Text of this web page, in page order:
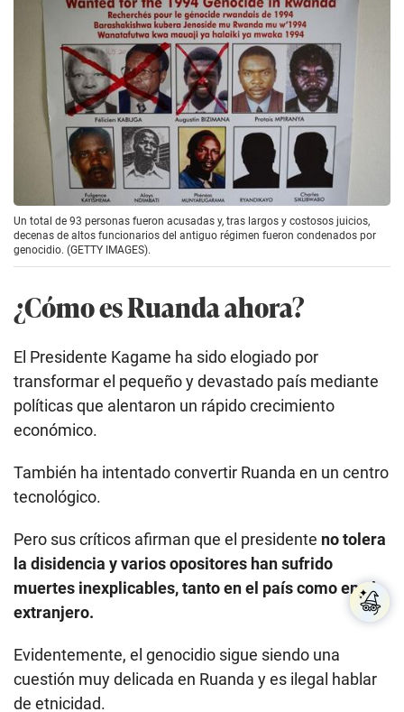
Un total de 93 personas fueron acusadas y, tras largos y costosos juicios,
decenas de altos funcionarios del antiguo régimen fueron condenados por
genocidio. (GETTY IMAGES).
¿Cómo es Ruanda ahora?
El Presidente Kagame ha sido elogiado por
transformar el pequeño y devastado país mediante
políticas que alentaron un rápido crecimiento
económico.
También ha intentado convertir Ruanda en un centro
tecnológico.
Pero sus críticos afirman que el presidente no tolera
la disidencia y varios opositores han sufrido
muertes inexplicables, tanto en el país como en el
extranjero.
Evidentemente, el genocidio sigue siendo una
cuestión muy delicada en Ruanda y es ilegal hablar
de etnicidad.